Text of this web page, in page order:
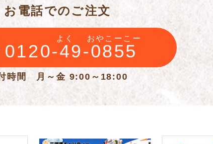
お電話でのご注文
よく おやこーこー
0120-49-0855
時間 月～金 9:00～18:00